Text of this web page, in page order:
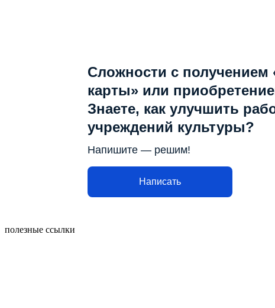
Сложности с получением
карты» или
Знаете, как улучшить
учреждений культуры?
Напишите — решим!
Написать
полезные ссылки